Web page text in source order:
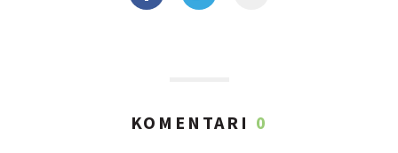
KOMENTARI 0